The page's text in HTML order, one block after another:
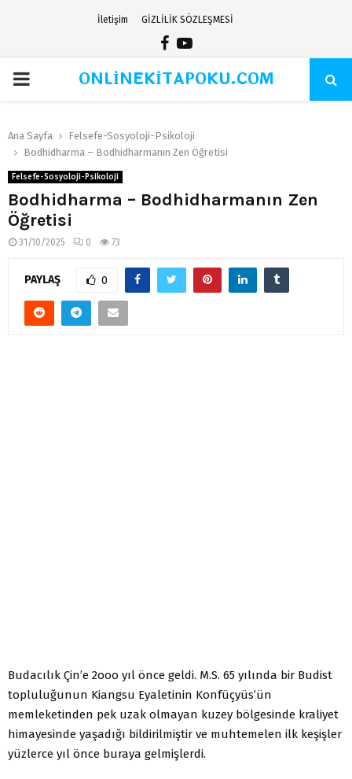
İletişim GİZLİLİK SÖZLEŞMESİ
Facebook
Youtube
PRIMARYONLİNEKİTAPOKU.COM
Ana Sayfa
Felsefe-Sosyoloji-Psikoloji
Bodhidharma – Bodhidharmanın Zen Öğretisi
Felsefe-Sosyoloji-Psikoloji
Bodhidharma – Bodhidharmanın Zen
Öğretisi
31/10/2025 0 73
PAYLAŞ 0
Budacılık Çin’e 2ooo yıl önce geldi. M.S. 65 yılında bir Budist
topluluğunun Kiangsu Eyaletinin Konfüçyüs’ün
memleketinden pek uzak olmayan kuzey bölgesinde kraliyet
himayesinde yaşadığı bildirilmiştir ve muhtemelen ilk keşişler
yüzlerce yıl önce buraya gelmişlerdi.